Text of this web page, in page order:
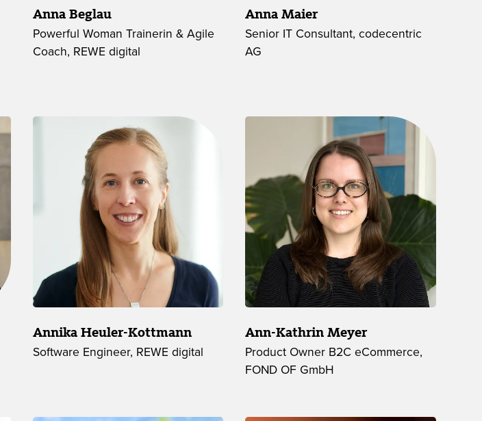
Anna Beglau
Powerful Woman Trainerin & Agile
Coach, REWE digital
Anna Maier
Senior IT Consultant, codecentric
AG
Annika Heuler-Kottmann
Software Engineer, REWE digital
Ann-Kathrin Meyer
Product Owner B2C eCommerce,
FOND OF GmbH